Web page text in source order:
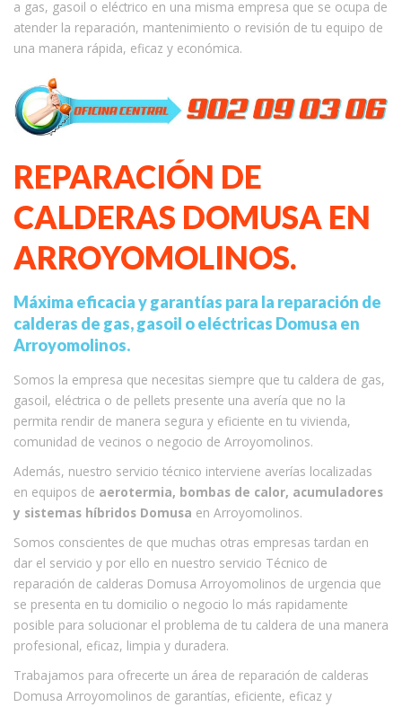
a gas, gasoil o eléctrico en una misma empresa que se ocupa de
atender la reparación, mantenimiento o revisión de tu equipo de
una manera rápida, eficaz y económica.
REPARACIÓN DE
CALDERAS DOMUSA EN
ARROYOMOLINOS.
Máxima eficacia y garantías para la reparación de
calderas de gas, gasoil o eléctricas Domusa en
Arroyomolinos.
Somos la empresa que necesitas siempre que tu caldera de gas,
gasoil, eléctrica o de pellets presente una avería que no la
permita rendir de manera segura y eficiente en tu vivienda,
comunidad de vecinos o negocio de Arroyomolinos.
Además, nuestro servicio técnico interviene averías localizadas
en equipos de aerotermia, bombas de calor, acumuladores
y sistemas híbridos Domusa en Arroyomolinos.
Somos conscientes de que muchas otras empresas tardan en
dar el servicio y por ello en nuestro servicio Técnico de
reparación de calderas Domusa Arroyomolinos de urgencia que
se presenta en tu domicilio o negocio lo más rapidamente
posible para solucionar el problema de tu caldera de una manera
profesional, eficaz, limpia y duradera.
Trabajamos para ofrecerte un área de reparación de calderas
Domusa Arroyomolinos de garantías, eficiente, eficaz y